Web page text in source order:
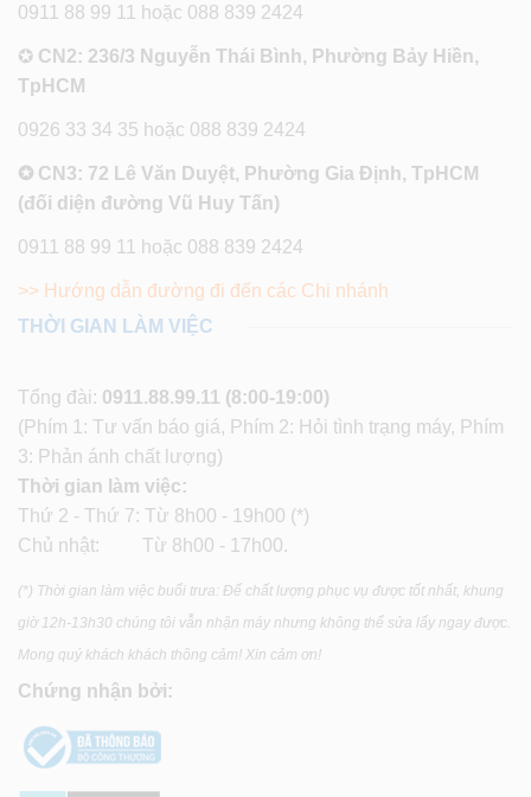
0911 88 99 11 hoặc 088 839 2424
✪ CN2: 236/3 Nguyễn Thái Bình, Phường Bảy Hiền,
TpHCM
0926 33 34 35 hoặc 088 839 2424
✪ CN3: 72 Lê Văn Duyệt, Phường Gia Định, TpHCM
(đối diện đường Vũ Huy Tấn)
0911 88 99 11 hoặc 088 839 2424
>> Hướng dẫn đường đi đến các Chi nhánh
THỜI GIAN LÀM VIỆC
Tổng đài: 0911.88.99.11 (8:00-19:00)
(Phím 1: Tư vấn báo giá, Phím 2: Hỏi tình trạng máy, Phím
3: Phản ánh chất lượng)
Thời gian làm việc:
Thứ 2 - Thứ 7: Từ 8h00 - 19h00 (*)
Chủ nhật: Từ 8h00 - 17h00.
(*) Thời gian làm việc buổi trưa: Để chất lượng phục vụ được tốt nhất, khung
giờ 12h-13h30 chúng tôi vẫn nhận máy nhưng không thể sửa lấy ngay được.
Mong quý khách khách thông cảm! Xin cảm ơn!
Chứng nhận bởi: